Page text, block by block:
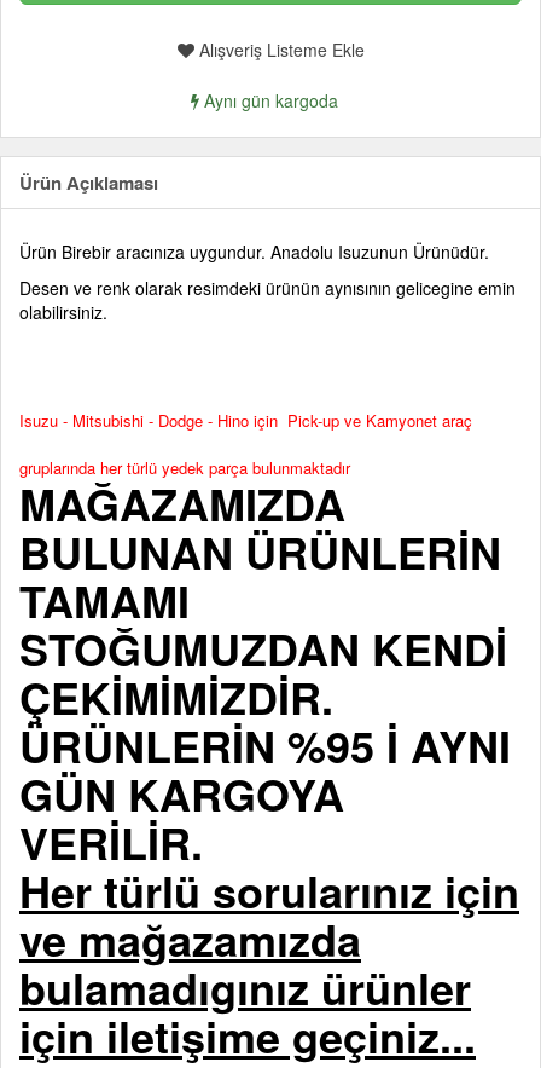
Alışveriş Listeme Ekle
Aynı gün kargoda
Ürün Açıklaması
Ürün Birebir aracınıza uygundur. Anadolu Isuzunun Ürünüdür.
Desen ve renk olarak resimdeki ürünün aynısının gelicegine emin
olabilirsiniz.
Isuzu - Mitsubishi - Dodge - Hino için Pick-up ve Kamyonet araç
gruplarında her türlü yedek parça bulunmaktadır
MAĞAZAMIZDA
BULUNAN ÜRÜNLERİN
TAMAMI
STOĞUMUZDAN KENDİ
ÇEKİMİMİZDİR.
ÜRÜNLERİN %95 İ AYNI
GÜN KARGOYA
VERİLİR.
Her türlü sorularınız için
ve mağazamızda
bulamadıgınız ürünler
için iletişime geçiniz...